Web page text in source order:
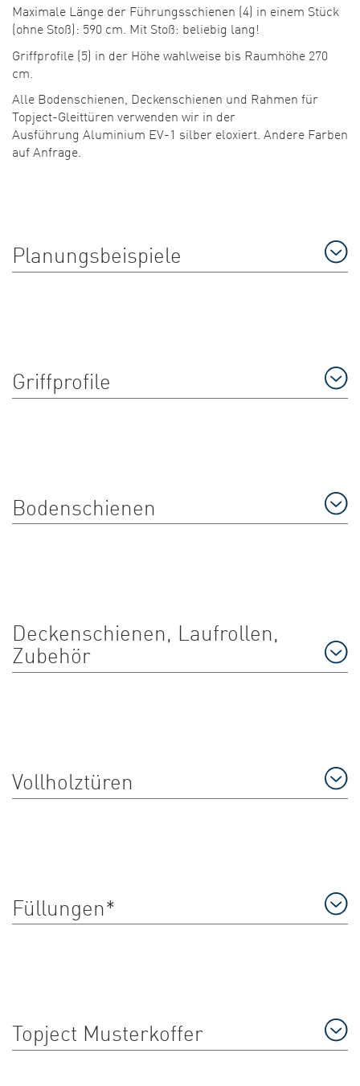
Maximale Länge der Führungsschienen (4) in einem Stück
(ohne Stoß): 590 cm. Mit Stoß: beliebig lang!
Griffprofile (5) in der Höhe wahlweise bis Raumhöhe 270
cm.
Alle Bodenschienen, Deckenschienen und Rahmen für
Topject-Gleittüren verwenden wir in der
Ausführung Aluminium EV-1 silber eloxiert. Andere Farben
auf Anfrage.
Planungsbeispiele
Griffprofile
Bodenschienen
Deckenschienen, Laufrollen,
Zubehör
Vollholztüren
Füllungen*
Topject Musterkoffer